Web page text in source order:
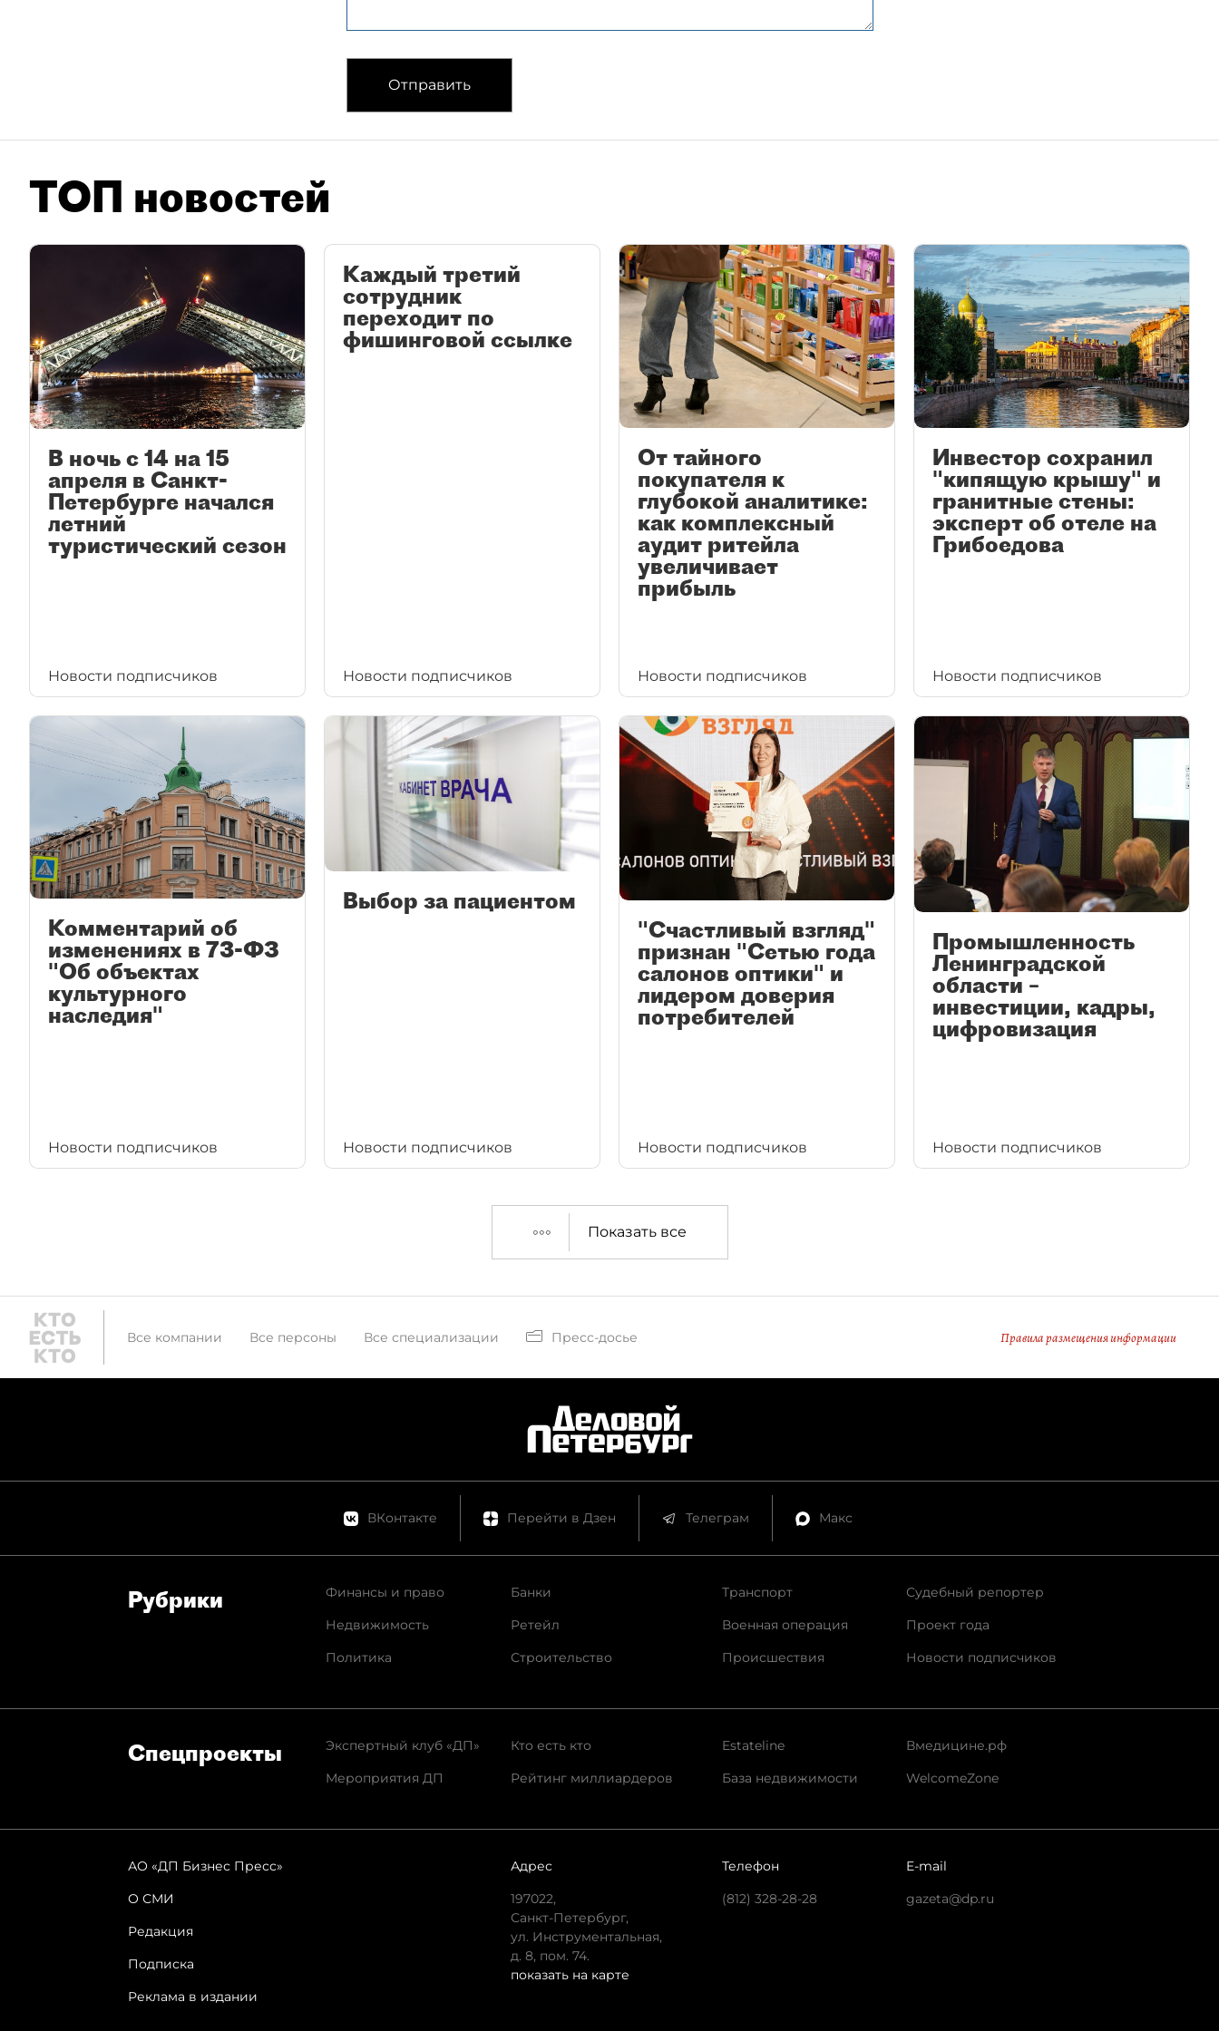
Отправить
ТОП новостей
В ночь с 14 на 15
апреля в Санкт-
Петербурге начался
летний
туристический сезон
Новости подписчиков
Каждый третий
сотрудник
переходит по
фишинговой ссылке
Новости подписчиков
От тайного
покупателя к
глубокой аналитике:
как комплексный
аудит ритейла
увеличивает
прибыль
Новости подписчиков
Инвестор сохранил
"кипящую крышу" и
гранитные стены:
эксперт об отеле на
Грибоедова
Новости подписчиков
Комментарий об
изменениях в 73-ФЗ
"Об объектах
культурного
наследия"
Новости подписчиков
Выбор за пациентом
Новости подписчиков
"Счастливый взгляд"
признан "Сетью года
салонов оптики" и
лидером доверия
потребителей
Новости подписчиков
Промышленность
Ленинградской
области –
инвестиции, кадры,
цифровизация
Новости подписчиков
Показать все
Все компании Все персоны Все специализации Пресс-досье Правила размещения информации
ВКонтакте Перейти в Дзен Телеграм Макс
Рубрики
Финансы и право
Недвижимость
Политика
Банки
Ретейл
Строительство
Транспорт
Военная операция
Происшествия
Судебный репортер
Проект года
Новости подписчиков
Спец­проекты
Экспертный клуб «ДП»
Мероприятия ДП
Кто есть кто
Рейтинг миллиардеров
Estateline
База недвижимости
Вмедицине.рф
WelcomeZone
АО «ДП Бизнес Пресс»
О СМИ
Редакция
Подписка
Реклама в издании
Адрес
197022,
Санкт-Петербург,
ул. Инструментальная,
д. 8, пом. 74.
показать на карте
Телефон
(812) 328-28-28
E-mail
gazeta@dp.ru